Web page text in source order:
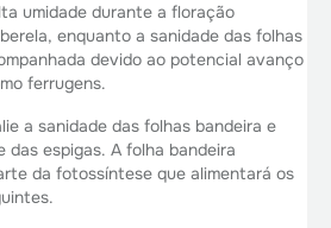
umidade durante a floração
enquanto a sanidade das folhas
devido ao potencial avanço
ferrugens.
a sanidade das folhas bandeira e
das espigas. A folha bandeira
da fotossíntese que alimentará os